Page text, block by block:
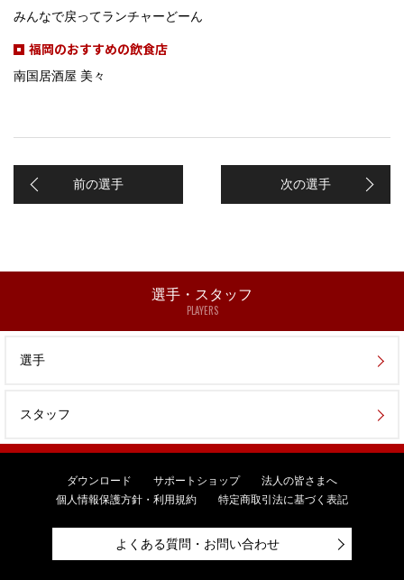
みんなで戻ってランチャーどーん
福岡のおすすめの飲食店
南国居酒屋 美々
前の選手 次の選手
選手・スタッフ
PLAYERS
選手
スタッフ
ダウンロード サポートショップ
法人の皆さまへ
個人情報保護方針・利用規約
特定商取引法に基づく表記
よくある質問・お問い合わせ